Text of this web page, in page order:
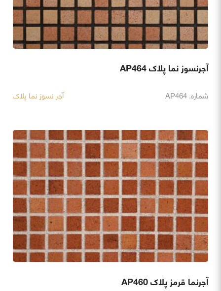
آجرنسوز نما پلاک AP464
شماره. AP464 آجر نسوز نما پلاک
آجرنما قرمز پلاک AP460